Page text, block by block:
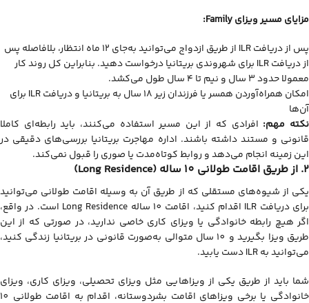
مزایای مسیر ویزایFamily
:
پس از دریافت ILR از طریق ازدواج می‌توانید به‌جای ۱۲ ماه انتظار، بلافاصله پس
از دریافت ILR برای شهروندی بریتانیا درخواست دهید. بنابراین کل روند کار
معمولا حدود ۳ سال و نیم تا ۴ سال طول می‌کشد.
امکان همراه‌آوردن همسر یا فرزندان زیر ۱۸ سال به بریتانیا و دریافت ILR برای
آن‌ها
نکته مهم: افرادی که از این مسیر استفاده می‌کنند، باید رابطه‌ای کاملا
قانونی و مستند داشته باشند. اداره مهاجرت بریتانیا بررسی‌های دقیقی در
این زمینه انجام می‌دهد و روابط کوتاه‌مدت یا صوری را قبول نمی‌کند.
2. از طریق اقامت طولانی 10 ساله (Long Residence)
یکی از شیوه‌های مستقلی که از طریق آن به وسیله اقامت طولانی می‌توانید
برای دریافت ILR اقدام کنید، اقامت 10 ساله Long Residence است. در واقع،
اگر هیچ رابطه خانوادگی یا ویزای کاری خاصی ندارید، در صورتی که از این
طریق ویزا بگیرید و 10 سال متوالی به‌صورت قانونی در بریتانیا زندگی کنید،
می‌توانید به ILR دست یابید.
شما باید از طریق یکی از ویزاهایی مثل ویزای تحصیلی، ویزای کاری، ویزای
خانوادگی یا برخی ویزاهای اقامت بشردوستانه، اقدام به اقامت طولانی 10